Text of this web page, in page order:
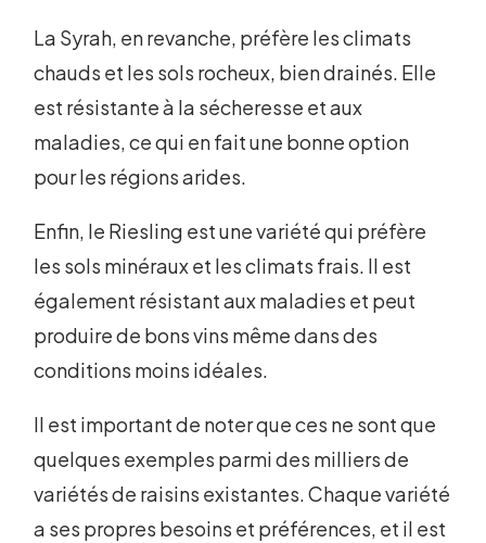
La Syrah, en revanche, préfère les climats
chauds et les sols rocheux, bien drainés. Elle
est résistante à la sécheresse et aux
maladies, ce qui en fait une bonne option
pour les régions arides.
Enfin, le Riesling est une variété qui préfère
les sols minéraux et les climats frais. Il est
également résistant aux maladies et peut
produire de bons vins même dans des
conditions moins idéales.
Il est important de noter que ces ne sont que
quelques exemples parmi des milliers de
variétés de raisins existantes. Chaque variété
a ses propres besoins et préférences, et il est